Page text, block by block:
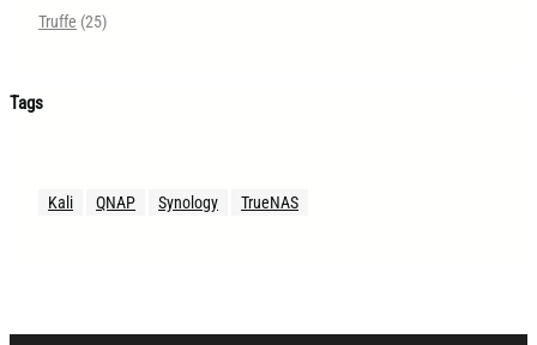
Truffe (25)
Tags
Kali QNAP Synology TrueNAS